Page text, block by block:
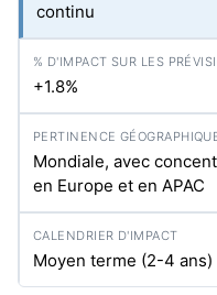
continu
+1.8%
Mondiale, avec
en Europe et en APAC
Moyen terme (2-4 ans)